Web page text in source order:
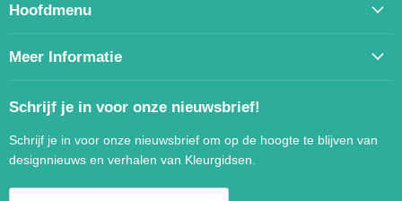
Hoofdmenu
Meer Informatie
Schrijf je in voor onze nieuwsbrief!
Schrijf je in voor onze nieuwsbrief om op de hoogte te blijven van
designnieuws en verhalen van Kleurgidsen.